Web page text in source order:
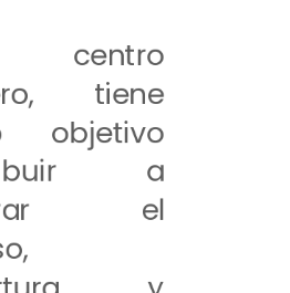
centro
tiene
objetivo
a
el